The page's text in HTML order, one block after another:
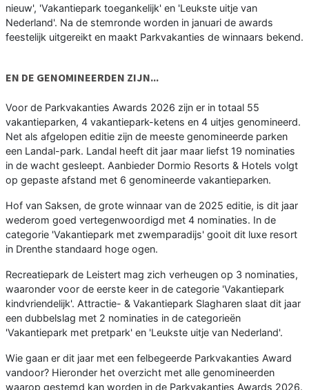
nieuw', 'Vakantiepark toegankelijk' en 'Leukste uitje van
Nederland'. Na de stemronde worden in januari de awards
feestelijk uitgereikt en maakt Parkvakanties de winnaars bekend.
EN DE GENOMINEERDEN ZIJN...
Voor de Parkvakanties Awards 2026 zijn er in totaal 55
vakantieparken, 4 vakantiepark-ketens en 4 uitjes genomineerd.
Net als afgelopen editie zijn de meeste genomineerde parken
een Landal-park. Landal heeft dit jaar maar liefst 19 nominaties
in de wacht gesleept. Aanbieder Dormio Resorts & Hotels volgt
op gepaste afstand met 6 genomineerde vakantieparken.
Hof van Saksen, de grote winnaar van de 2025 editie, is dit jaar
wederom goed vertegenwoordigd met 4 nominaties. In de
categorie 'Vakantiepark met zwemparadijs' gooit dit luxe resort
in Drenthe standaard hoge ogen.
Recreatiepark de Leistert mag zich verheugen op 3 nominaties,
waaronder voor de eerste keer in de categorie 'Vakantiepark
kindvriendelijk'. Attractie- & Vakantiepark Slagharen slaat dit jaar
een dubbelslag met 2 nominaties in de categorieën
'Vakantiepark met pretpark' en 'Leukste uitje van Nederland'.
Wie gaan er dit jaar met een felbegeerde Parkvakanties Award
vandoor? Hieronder het overzicht met alle genomineerden
waarop gestemd kan worden in de Parkvakanties Awards 2026.